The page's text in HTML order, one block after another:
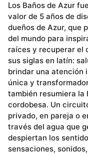
Los Baños de Azur
valor de 5 años de
dueños de Azur, que
del mundo para
raíces y recuperar el
sus siglas en latín:
brindar una atención
única y
también resumiera
cordobesa. Un
privado, en pareja o
través del agua que
despiertan los
sensaciones,